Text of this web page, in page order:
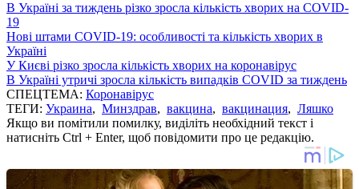
В Україні за тиждень різко зросла кількість хворих на COVID-
19
Нові штами COVID-19: особливості та кількість хворих в
Україні
У Києві різко зросла кількість хворих на коронавірус
В Україні утричі зросла кількість випадків COVID за тиждень
СПЕЦТЕМА: Коронавірус
ТЕГИ: Украина, Минздрав, вакцина, вакцинация, Ляшко
Якщо ви помітили помилку, виділіть необхідний текст і
натисніть Ctrl + Enter, щоб повідомити про це редакцію.